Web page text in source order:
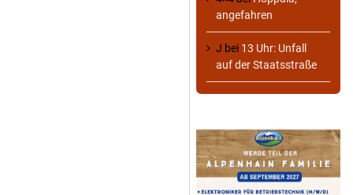
angefahren
J bei 13 Uhr: Unfall
auf der Staatsstraße